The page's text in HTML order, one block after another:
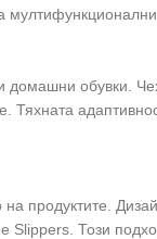
обувки.
Тяхната
продуктите.
Slippers. Този